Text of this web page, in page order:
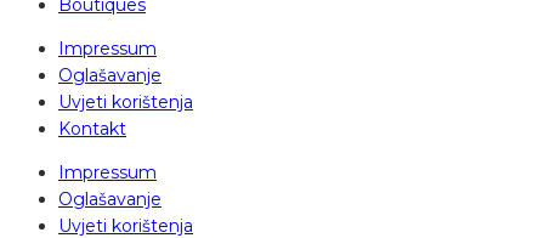
Boutiques
Impressum
Oglašavanje
Uvjeti korištenja
Kontakt
Impressum
Oglašavanje
Uvjeti korištenja